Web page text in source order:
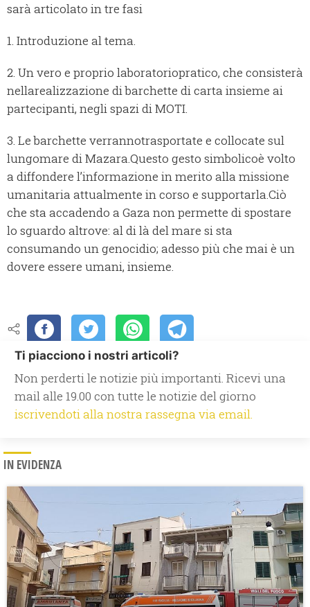
sarà articolato in tre fasi
1. Introduzione al tema.
2. Un vero e proprio laboratoriopratico, che consisterà
nellarealizzazione di barchette di carta insieme ai
partecipanti, negli spazi di MOTI.
3. Le barchette verrannotrasportate e collocate sul
lungomare di Mazara.Questo gesto simbolicoè volto
a diffondere l’informazione in merito alla missione
umanitaria attualmente in corso e supportarla.Ciò
che sta accadendo a Gaza non permette di spostare
lo sguardo altrove: al di là del mare si sta
consumando un genocidio; adesso più che mai è un
dovere essere umani, insieme.
Ti piacciono i nostri articoli?
Non perderti le notizie più importanti. Ricevi una
mail alle 19.00 con tutte le notizie del giorno
iscrivendoti alla nostra rassegna via email.
IN EVIDENZA